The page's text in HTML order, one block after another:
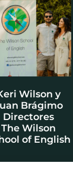
Wilson y
Brágimo
Directores
The Wilson
of English